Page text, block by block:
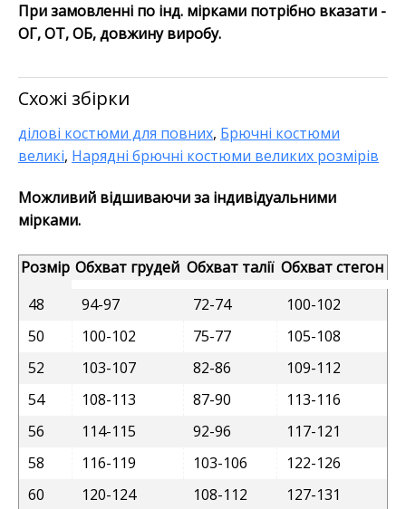
При замовленні по інд. мірками потрібно вказати -
ОГ, ОТ, ОБ, довжину виробу.
Схожі збірки
ділові костюми для повних, Брючні костюми
великі, Нарядні брючні костюми великих розмірів
Можливий відшиваючи за індивідуальними
мірками.
Розмір Обхват грудей Обхват талії Обхват стегон
48
94-97 72-74
100-102
50
100-102 75-77
105-108
52
103-107 82-86
109-112
54
108-113 87-90
113-116
56
114-115 92-96
117-121
58
116-119 103-106
122-126
60
120-124 108-112
127-131